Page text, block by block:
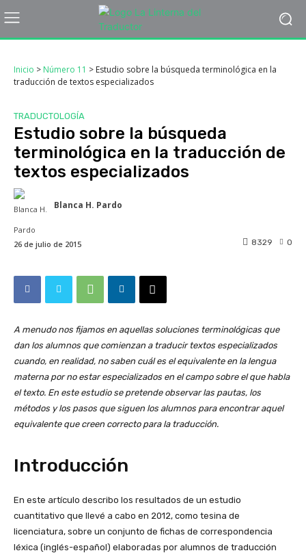
Inicio > Número 11 > Estudio sobre la búsqueda terminológica en la
traducción de textos especializados
TRADUCTOLOGÍA
Estudio sobre la búsqueda
terminológica en la traducción de
textos especializados
Blanca H. Pardo
26 de julio de 2015 0
8329
A menudo nos fijamos en aquellas soluciones terminológicas que
dan los alumnos que comienzan a traducir textos especializados
cuando, en realidad, no saben cuál es el equivalente en la lengua
materna por no estar especializados en el campo sobre el que habla
el texto. En este estudio se pretende observar las pautas, los
métodos y los pasos que siguen los alumnos para encontrar aquel
equivalente que creen correcto para la traducción.
Introducción
En este artículo describo los resultados de un estudio
cuantitativo que llevé a cabo en 2012, como tesina de
licenciatura, sobre un conjunto de fichas de correspondencia
léxica (inglés-español) elaboradas por alumnos de traducción